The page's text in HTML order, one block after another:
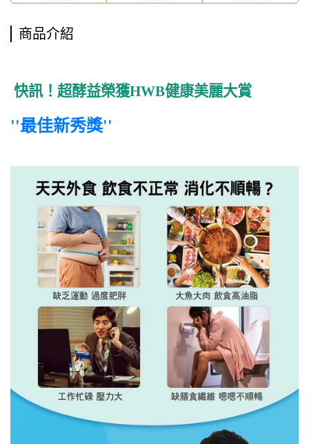
商品介紹
快訊！超酵益榮獲HWB健康美麗大賞
''最佳新秀獎''